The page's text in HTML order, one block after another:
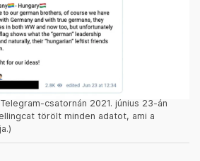
csatornán 2021. június 23-án
törölt minden adatot, ami a